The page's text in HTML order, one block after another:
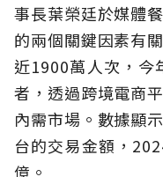
事長葉榮廷於媒體
的兩個關鍵因素有
近1900萬人次，今
者，透過跨境電商
內需市場。數據顯
台的交易金額，
億。